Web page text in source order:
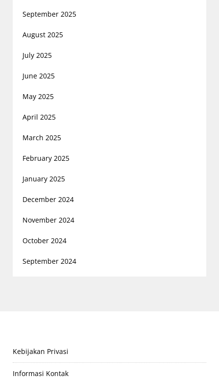
September 2025
August 2025
July 2025
June 2025
May 2025
April 2025
March 2025
February 2025
January 2025
December 2024
November 2024
October 2024
September 2024
Kebijakan Privasi
Informasi Kontak